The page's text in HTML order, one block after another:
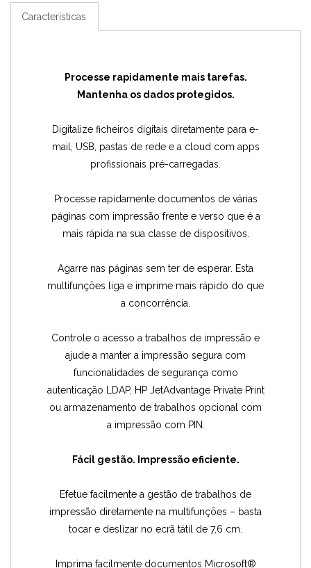
Características
Processe rapidamente mais tarefas.
Mantenha os dados protegidos.
Digitalize ficheiros digitais diretamente para e-
mail, USB, pastas de rede e a cloud com apps
profissionais pré-carregadas.
Processe rapidamente documentos de várias
páginas com impressão frente e verso que é a
mais rápida na sua classe de dispositivos.
Agarre nas páginas sem ter de esperar. Esta
multifunções liga e imprime mais rápido do que
a concorrência.
Controle o acesso a trabalhos de impressão e
ajude a manter a impressão segura com
funcionalidades de segurança como
autenticação LDAP, HP JetAdvantage Private Print
ou armazenamento de trabalhos opcional com
a impressão com PIN.
Fácil gestão. Impressão eficiente.
Efetue facilmente a gestão de trabalhos de
impressão diretamente na multifunções – basta
tocar e deslizar no ecrã tátil de 7,6 cm.
Imprima facilmente documentos Microsoft®